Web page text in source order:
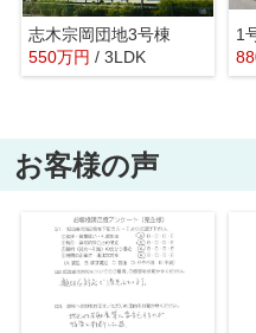
志木宗岡団地3号棟
550万円 / 3LDK
1
お客様の声